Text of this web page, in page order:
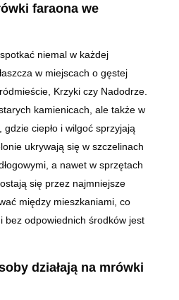
faraona we
niemal w każdej
w miejscach o gęstej
Krzyki czy Nadodrze.
kamienicach, ale także w
ciepło i wilgoć sprzyjają
ukrywają się w szczelinach
a nawet w sprzętach
się przez najmniejsze
między mieszkaniami, co
bez odpowiednich środków jest
działają na mrówki